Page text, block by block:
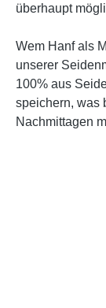
überhaupt
Wem Hanf als
unserer
100% aus
speichern, was
Nachmittagen